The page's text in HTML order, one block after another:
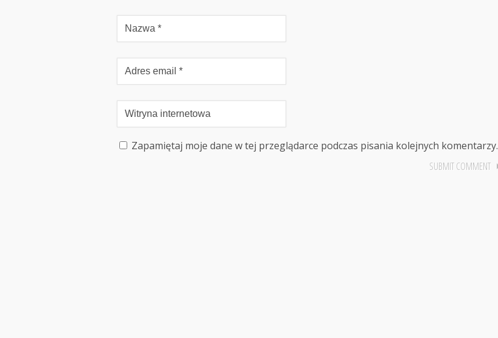
Zapamiętaj moje dane w tej przeglądarce podczas pisania kolejnych komentarzy.